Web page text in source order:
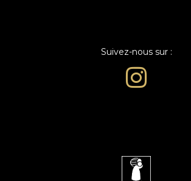
Suivez-nous sur :